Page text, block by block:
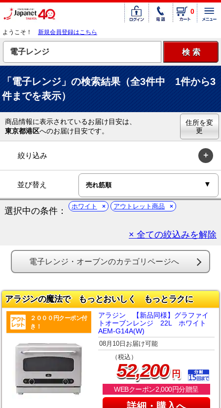
0
ようこそ！ 新規会員登録はこちら
「電子レンジ」の検索結果（全3件中 1件から3
件までを表示）
商品情報に表示されているお届け目安は、
東京都港区へのお届け目安です。
住所を変
更
絞り込み
並び替え
選択中の条件： ホワイト アウトレット商品
× 全ての絞込みを解除
電子レンジ・オーブンのカテゴリページへ
アラジンの魔法で もっとおいしく もっとラクに
２０００円クーポン付
き！
アラジン 【新品同様】グラファイ
トオーブンレンジ 22L ホワイト
AEM-G14A(W)
08月10日お届け可能
（税込）
52,200円
WEBクーポン2,000円分贈呈